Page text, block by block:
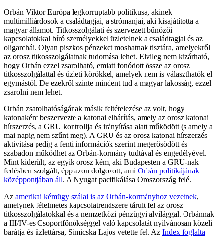
Orbán Viktor Európa legkorruptabb politikusa, akinek
multimilliárdosok a családtagjai, a strómanjai, aki kisajátította a
magyar államot. Titkosszolgálati és szervezett bűnözői
kapcsolatokkal bíró személyekkel üzletelnek a családtagjai és az
oligarchái. Olyan piszkos pénzeket moshatnak tisztára, amelyekről
az orosz titkosszolgálatnak tudomása lehet. Elvileg nem kizárható,
hogy Orbán ezzel zsarolható, emiatt fonódott össze az orosz
titkosszolgálattal és üzleti körökkel, amelyek nem is választhatók el
egymástól. De ezekről szinte mindent tud a magyar lakosság, ezzel
zsarolni nem lehet.
Orbán zsarolhatóságának másik feltételezése az volt, hogy
katonaként beszervezte a katonai elhárítás, amely az orosz katonai
hírszerzés, a GRU kontrollja és irányítása alatt működött (s amely a
mai napig nem szűnt meg). A GRU és az orosz katonai hírszerzés
aktivitása pedig a fenti információk szerint megerősödött és
szabadon működhet az Orbán-kormány tudtával és engedélyével.
Mint kiderült, az egyik orosz kém, aki Budapesten a GRU-nak
fedésben szolgált, épp azon dolgozott, ami Orbán politikájának
középpontjában áll. A Nyugat pacifikálása Oroszország felé.
Az amerikai kémügy szálai is az Orbán-kormányhoz vezetnek,
amelynek félelmetes kapcsolatrendszere tárult fel az orosz
titkosszolgálatokkal és a nemzetközi pénzügyi alvilággal. Orbánnak
a III/IV-es Csoportfőnökséggel való kapcsolatát nyilvánosan közeli
barátja és üzlettársa, Simicska Lajos vetette fel. Az Index foglalta